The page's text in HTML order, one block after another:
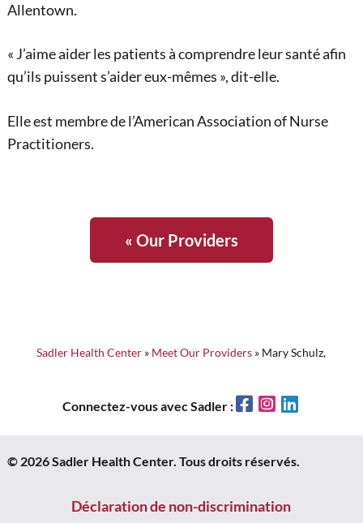
Allentown.
« J’aime aider les patients à comprendre leur santé afin
qu’ils puissent s’aider eux-mêmes », dit-elle.
Elle est membre de l’American Association of Nurse
Practitioners.
« Our Providers
Sadler Health Center » Meet Our Providers » Mary Schulz,
Connectez-vous avec Sadler : FacebookInstagram
© 2026 Sadler Health Center. Tous droits réservés.
Déclaration de non-discrimination